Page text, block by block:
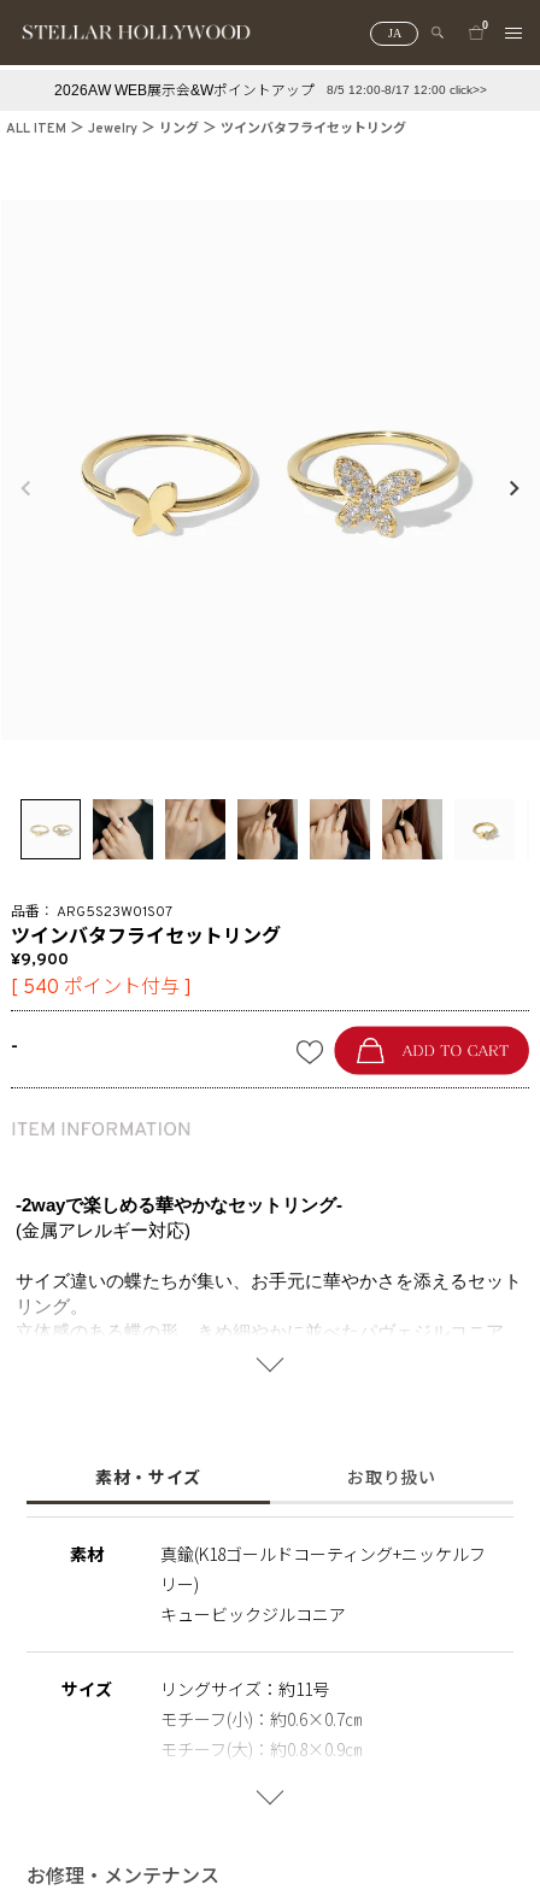
JA
0
2026AW WEB展示会&Wポイントアップ 8/5 12:00-8/17 12:00 click>>
ALL ITEM Jewelry リング ツインバタフライセットリング
ARG5S23W01S07
ツインバタフライセットリング
9,900
[ 540 ポイント付与 ]
-
-2wayで楽しめる華やかなセットリング-
(金属アレルギー対応)
サイズ違いの蝶たちが集い、お手元に華やかさを添えるセット
リング。
立体感のある蝶の形、きめ細やかに並べたパヴェジルコニア
は、強度も柔らかさもある真鍮ならでは。
別の指に着けることでこなれ感のある印象に。 カジュアルな
装いに華やかさを添えつつ、パーティーなどのオケージョンシ
変化・成長を象徴する蝶モチーフは、あなたに寄り添いそっと
背中を押してくれるアクセサリー。 ニッケルフリーのやさし
い素材で大切な人へのプレゼントにも、自分へのご褒美にもお
※ニッケルフリー
金属製のアクセサリーに含まれるニッケルで引き起こるアレル
ギーを防ぐために、ニッケルをほぼ含まずに作られた素材を指
素材・サイズ お取り扱い
素材
真鍮(K18ゴールドコーティング+ニッケルフ
リー)
キュービックジルコニア
サイズ
リングサイズ：約11号
モチーフ(小)：約0.6×0.7㎝
モチーフ(大)：約0.8×0.9㎝
お修理・メンテナンス